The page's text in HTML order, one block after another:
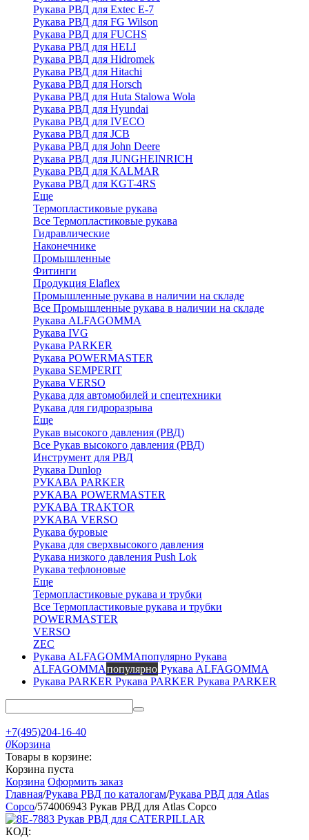
Рукава РВД для Extec E-7
Рукава РВД для FG Wilson
Рукава РВД для FUCHS
Рукава РВД для HELI
Рукава РВД для Hidromek
Рукава РВД для Hitachi
Рукава РВД для Horsch
Рукава РВД для Huta Stalowa Wola
Рукава РВД для Hyundai
Рукава РВД для IVECO
Рукава РВД для JCB
Рукава РВД для John Deere
Рукава РВД для JUNGHEINRICH
Рукава РВД для KALMAR
Рукава РВД для KGT-4RS
Еще
Термопластиковые рукава
Все Термопластиковые рукава
Гидравлические
Наконечнике
Промышленные
Фитинги
Продукция Elaflex
Промышленные рукава в наличии на складе
Все Промышленные рукава в наличии на складе
Рукава ALFAGOMMA
Рукава IVG
Рукава PARKER
Рукава POWERMASTER
Рукава SEMPERIT
Рукава VERSO
Рукава для автомобилей и спецтехники
Рукава для гидроразрыва
Еще
Рукав высокого давления (РВД)
Все Рукав высокого давления (РВД)
Инструмент для РВД
Рукава Dunlop
РУКАВА PARKER
РУКАВА POWERMASTER
РУКАВА TRAKTOR
РУКАВА VERSO
Рукава буровые
Рукава для сверхвысокого давления
Рукава низкого давления Push Lok
Рукава тефлоновые
Еще
Термопластиковые рукава и трубки
Все Термопластиковые рукава и трубки
POWERMASTER
VERSO
ZEC
Рукава
ALFAGOMMAпопулярно Рукава ALFAGOMMA
Рукава PARKER Рукава PARKER
+7(495)204-16-40
0Корзина
Товары в корзине:
Корзина пуста
Корзина Оформить заказ
Главная/Рукава РВД по каталогам/Рукава РВД для Atlas
Copco/574006943 Рукав РВД для Atlas Copco
КОД: